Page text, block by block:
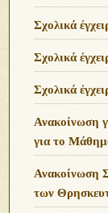
Σχολικά
Σχολικά
Σχολικά
Ανακοίνωση
για το
Ανακοίνωση
των